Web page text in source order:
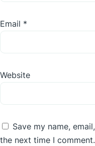
Email *
Website
Save my name,
the next time I comment.